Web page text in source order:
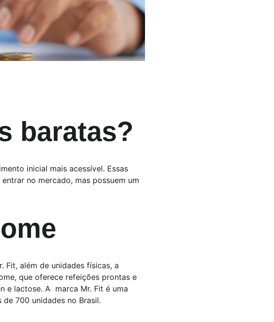
baratas?
inicial mais acessível. Essas
no mercado, mas possuem um
Fit, além de unidades físicas, a
que oferece refeições prontas e
e lactose. A  marca Mr. Fit é uma
700 unidades no Brasil.